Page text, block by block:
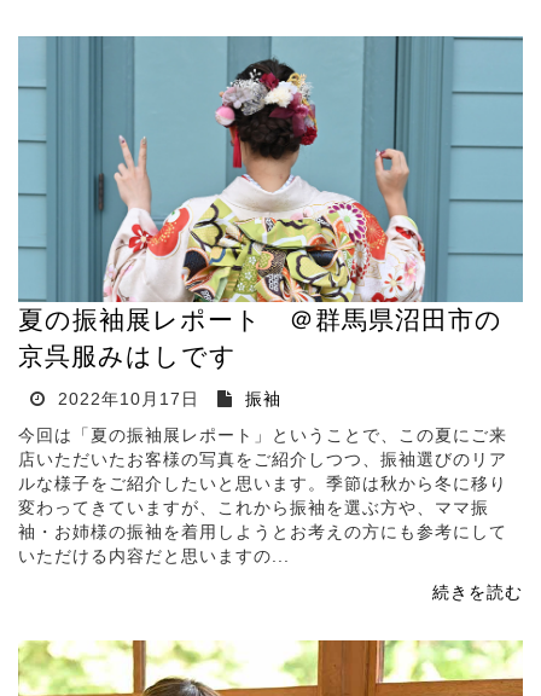
夏の振袖展レポート ＠群馬県沼田市の
京呉服みはしです
2022年10月17日
振袖
今回は「夏の振袖展レポート」ということで、この夏にご来
店いただいたお客様の写真をご紹介しつつ、振袖選びのリア
ルな様子をご紹介したいと思います。季節は秋から冬に移り
変わってきていますが、これから振袖を選ぶ方や、ママ振
袖・お姉様の振袖を着用しようとお考えの方にも参考にして
いただける内容だと思いますの...
続きを読む